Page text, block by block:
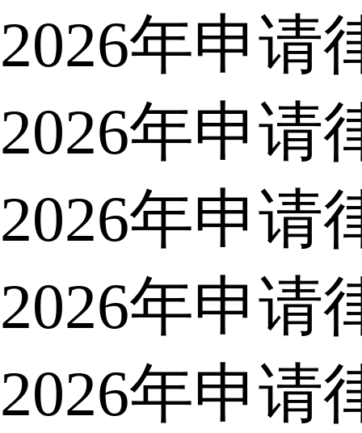
2026年申请
2026年申请
2026年申请
2026年申请
2026年申请